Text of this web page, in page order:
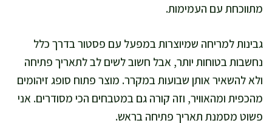
מתווכחת עם העמימות.
גבינות למריחה שמיוצרות במפעל עם פסטור בדרך כלל
נחשבות בטוחות יותר, אבל חשוב לשים לב לתאריך פתיחה
ולא להשאיר אותן שבועות במקרר. מוצר פתוח סופג זיהומים
מהכפית ומהאוויר, וזה קורה גם במטבחים הכי מסודרים. אני
פשוט מסמנת תאריך פתיחה בראש.